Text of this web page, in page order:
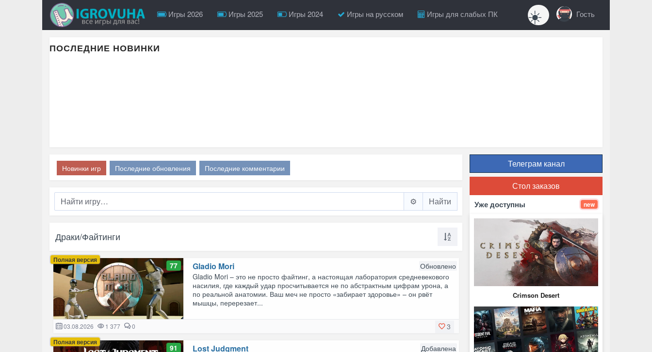
Игры 2026 Игры 2025 Игры 2024 Игры на русском Игры для слабых ПК ☀️ Гость
ПОСЛЕДНИЕ НОВИНКИ
Новинки игр Последние обновления Последние комментарии
⚙️
Драки/Файтинги
Полная версия
77 Gladio Mori
Обновлено
Gladio Mori – это не просто файтинг, а настоящая лаборатория средневекового
насилия, где каждый удар просчитывается не по абстрактным цифрам урона, а
по реальной анатомии. Ваш меч не просто «забирает здоровье» – он рвёт
мышцы, перерезает...
3
03.08.2026 1 377 0
Полная версия
91 Lost Judgment
Добавлена
Телеграм канал
Стол заказов
Уже доступны new
Crimson Desert